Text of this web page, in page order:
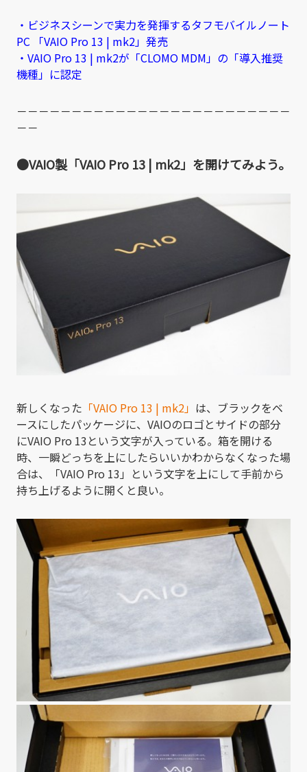
・ビジネスシーンで実力を発揮するタフモバイルノート
PC 「VAIO Pro 13 | mk2」発売
・VAIO Pro 13 | mk2が「CLOMO MDM」の「導入推奨
機種」に認定
－－－－－－－－－－－－－－－－－－－－－－－－－
－－
●VAIO製「VAIO Pro 13 | mk2」を開けてみよう。
新しくなった 「VAIO Pro 13 | mk2」 は、ブラックをベ
ースにしたパッケージに、VAIOのロゴとサイドの部分
にVAIO Pro 13という文字が入っている。箱を開ける
時、一瞬どっちを上にしたらいいかわからなくなった場
合は、「VAIO Pro 13」という文字を上にして手前から
持ち上げるように開くと良い。